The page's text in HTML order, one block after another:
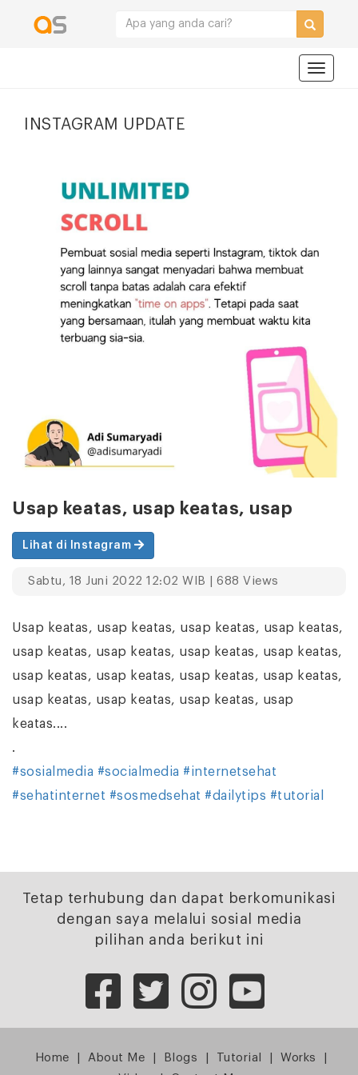
INSTAGRAM UPDATE
Usap keatas, usap keatas, usap
Lihat di Instagram
Sabtu, 18 Juni 2022 12:02 WIB | 688 Views
Usap keatas, usap keatas, usap keatas, usap keatas,
usap keatas, usap keatas, usap keatas, usap keatas,
usap keatas, usap keatas, usap keatas, usap keatas,
usap keatas, usap keatas, usap keatas, usap
keatas....
.
#sosialmedia #socialmedia #internetsehat
#sehatinternet #sosmedsehat #dailytips #tutorial
Tetap terhubung dan dapat berkomunikasi
dengan saya melalui sosial media
pilihan anda berikut ini
Home About Me Blogs Tutorial Works